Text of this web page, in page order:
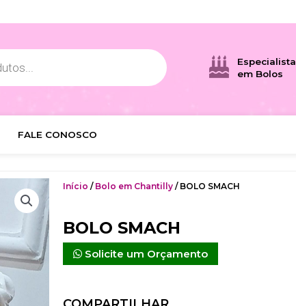
Especialista
em Bolos
FALE CONOSCO
Início / Bolo em Chantilly/ BOLO SMACH
BOLO SMACH
Solicite um Orçamento